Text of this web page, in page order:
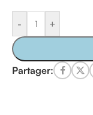
- +
Partager: